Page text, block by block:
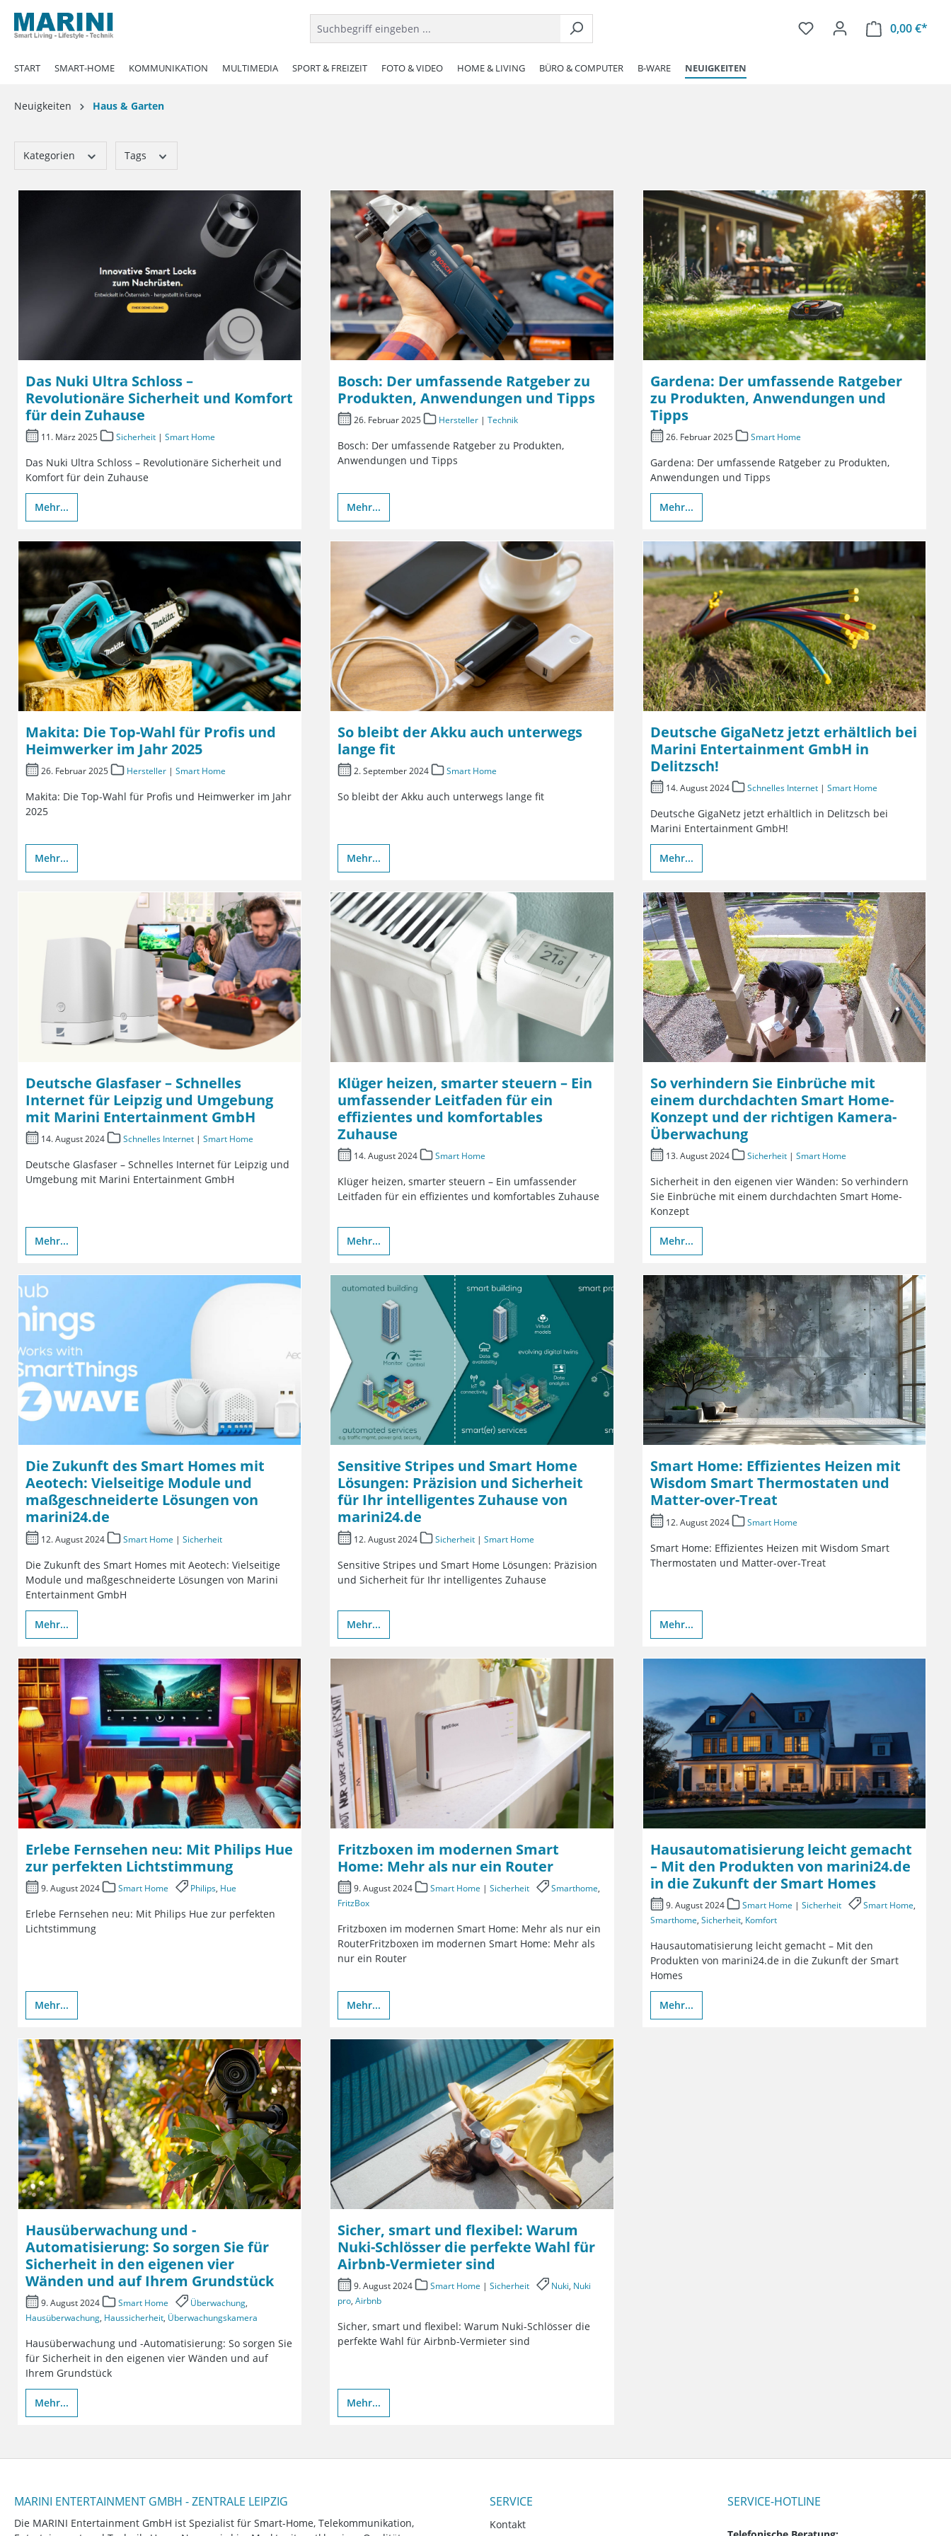
Zur Hauptnavigation springen
0,00 €*
START SMART-HOME KOMMUNIKATION MULTIMEDIA SPORT & FREIZEIT FOTO & VIDEO HOME & LIVING BÜRO & COMPUTER B-WARE NEUIGKEITEN
Neuigkeiten Haus & Garten
Kategorien Tags
Das Nuki Ultra Schloss –
Revolutionäre Sicherheit und Komfort
für dein Zuhause
11. März 2025 Sicherheit| Smart Home
Das Nuki Ultra Schloss – Revolutionäre Sicherheit und
Komfort für dein Zuhause
Mehr...
Bosch: Der umfassende Ratgeber zu
Produkten, Anwendungen und Tipps
26. Februar 2025 Hersteller| Technik
Bosch: Der umfassende Ratgeber zu Produkten,
Anwendungen und Tipps
Mehr...
Gardena: Der umfassende Ratgeber
zu Produkten, Anwendungen und
Tipps
26. Februar 2025 Smart Home
Gardena: Der umfassende Ratgeber zu Produkten,
Anwendungen und Tipps
Mehr...
Makita: Die Top-Wahl für Profis und
Heimwerker im Jahr 2025
26. Februar 2025 Hersteller| Smart Home
Makita: Die Top-Wahl für Profis und Heimwerker im Jahr
2025
Mehr...
So bleibt der Akku auch unterwegs
lange fit
2. September 2024 Smart Home
So bleibt der Akku auch unterwegs lange fit
Mehr...
Deutsche GigaNetz jetzt erhältlich bei
Marini Entertainment GmbH in
Delitzsch!
14. August 2024 Schnelles Internet |Smart Home
Deutsche GigaNetz jetzt erhältlich in Delitzsch bei
Marini Entertainment GmbH!
Mehr...
Deutsche Glasfaser – Schnelles
Internet für Leipzig und Umgebung
mit Marini Entertainment GmbH
14. August 2024 Schnelles Internet| Smart Home
Deutsche Glasfaser – Schnelles Internet für Leipzig und
Umgebung mit Marini Entertainment GmbH
Mehr...
Klüger heizen, smarter steuern – Ein
umfassender Leitfaden für ein
effizientes und komfortables
Zuhause
14. August 2024 Smart Home
Klüger heizen, smarter steuern – Ein umfassender
Leitfaden für ein effizientes und komfortables Zuhause
Mehr...
So verhindern Sie Einbrüche mit
einem durchdachten Smart Home-
Konzept und der richtigen Kamera-
Überwachung
13. August 2024 Sicherheit |Smart Home
Sicherheit in den eigenen vier Wänden: So verhindern
Sie Einbrüche mit einem durchdachten Smart Home-
Konzept
Mehr...
Die Zukunft des Smart Homes mit
Aeotech: Vielseitige Module und
maßgeschneiderte Lösungen von
marini24.de
12. August 2024 Smart Home | Sicherheit
Die Zukunft des Smart Homes mit Aeotech: Vielseitige
Module und maßgeschneiderte Lösungen von Marini
Entertainment GmbH
Mehr...
Sensitive Stripes und Smart Home
Lösungen: Präzision und Sicherheit
für Ihr intelligentes Zuhause von
marini24.de
12. August 2024 Sicherheit| Smart Home
Sensitive Stripes und Smart Home Lösungen: Präzision
und Sicherheit für Ihr intelligentes Zuhause
Mehr...
Smart Home: Effizientes Heizen mit
Wisdom Smart Thermostaten und
Matter-over-Treat
12. August 2024 Smart Home
Smart Home: Effizientes Heizen mit Wisdom Smart
Thermostaten und Matter-over-Treat
Mehr...
Erlebe Fernsehen neu: Mit Philips Hue
zur perfekten Lichtstimmung
9. August 2024 Smart Home Philips, Hue
Erlebe Fernsehen neu: Mit Philips Hue zur perfekten
Lichtstimmung
Mehr...
Fritzboxen im modernen Smart
Home: Mehr als nur ein Router
9. August 2024 Smart Home | Sicherheit Smarthome,
FritzBox
Fritzboxen im modernen Smart Home: Mehr als nur ein
RouterFritzboxen im modernen Smart Home: Mehr als
nur ein Router
Mehr...
Hausautomatisierung leicht gemacht
– Mit den Produkten von marini24.de
in die Zukunft der Smart Homes
9. August 2024 Smart Home |Sicherheit Smart Home,
Smarthome, Sicherheit, Komfort
Hausautomatisierung leicht gemacht – Mit den
Produkten von marini24.de in die Zukunft der Smart
Homes
Mehr...
Hausüberwachung und -
Automatisierung: So sorgen Sie für
Sicherheit in den eigenen vier
Wänden und auf Ihrem Grundstück
9. August 2024 Smart Home Überwachung,
Hausüberwachung, Haussicherheit, Überwachungskamera
Hausüberwachung und -Automatisierung: So sorgen Sie
für Sicherheit in den eigenen vier Wänden und auf
Ihrem Grundstück
Mehr...
Sicher, smart und flexibel: Warum
Nuki-Schlösser die perfekte Wahl für
Airbnb-Vermieter sind
9. August 2024 Smart Home | Sicherheit Nuki, Nuki
pro,Airbnb
Sicher, smart und flexibel: Warum Nuki-Schlösser die
perfekte Wahl für Airbnb-Vermieter sind
Mehr...
MARINI ENTERTAINMENT GMBH - ZENTRALE LEIPZIG
Die MARINI Entertainment GmbH ist Spezialist für Smart-Home, Telekommunikation,
SERVICE
Kontakt
SERVICE-HOTLINE